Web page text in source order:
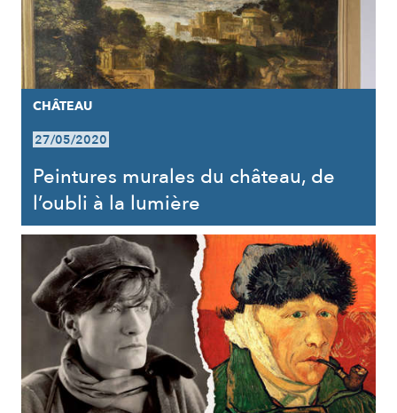
CHÂTEAU
27/05/2020
Peintures murales du château, de
l’oubli à la lumière